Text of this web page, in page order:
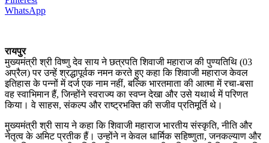
WhatsApp
रायपुर
मुख्यमंत्री श्री विष्णु देव साय ने छत्रपति शिवाजी महाराज की पुण्यतिथि (03
अप्रैल) पर उन्हें श्रद्धापूर्वक नमन करते हुए कहा कि शिवाजी महाराज केवल
इतिहास के पन्नों में दर्ज एक नाम नहीं, बल्कि भारतमाता की आत्मा में रचा-बसा
वह स्वाभिमान हैं, जिन्होंने स्वराज्य का स्वप्न देखा और उसे यथार्थ में परिणत
किया। वे साहस, संकल्प और राष्ट्रभक्ति की सजीव प्रतिमूर्ति थे।
मुख्यमंत्री श्री साय ने कहा कि शिवाजी महाराज भारतीय संस्कृति, नीति और
नेतृत्व के अमिट प्रतीक हैं। उन्होंने न केवल धार्मिक सहिष्णुता, जनकल्याण और